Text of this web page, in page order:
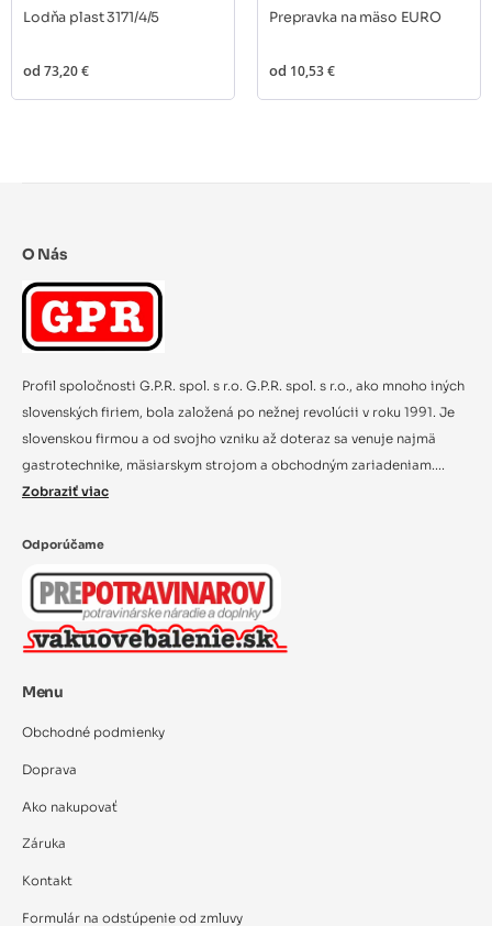
Lodňa plast 3171/4/5
od 73,20 €
Prepravka na mäso EURO
od 10,53 €
O Nás
Profil spoločnosti G.P.R. spol. s r.o. G.P.R. spol. s r.o., ako mnoho iných
slovenských firiem, bola založená po nežnej revolúcii v roku 1991. Je
slovenskou firmou a od svojho vzniku až doteraz sa venuje najmä
gastrotechnike, mäsiarskym strojom a obchodným zariadeniam....
Zobraziť viac
Odporúčame
Menu
Obchodné podmienky
Doprava
Ako nakupovať
Záruka
Kontakt
Formulár na odstúpenie od zmluvy